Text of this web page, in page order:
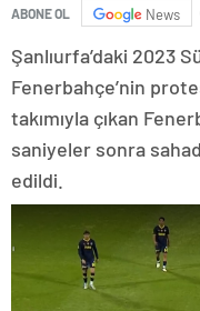
ABONE OL News
Şanlıurfa’daki 2023
Fenerbahçe’nin
takımıyla çıkan
saniyeler sonra
edildi.